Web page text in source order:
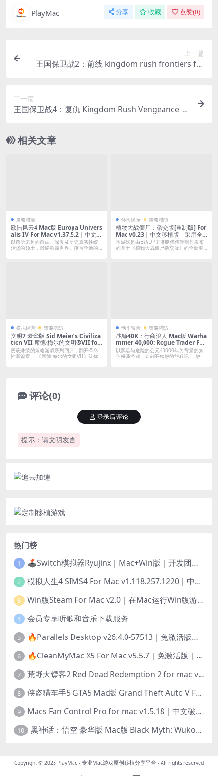
PlayMac 分享 收藏 点赞(0)
上一篇
王国保卫战2：前线 kingdom rush frontiers for
下一篇
王国保卫战4：复仇 Kingdom Rush Vengeance T
王战役DLC
相关文章
策略塔防
欧陆风云4 Mac版 Europa Univers
alis IV For Mac v1.37.5.2｜中文原
生版｜全73DLC
以前所未见的自由、深度及历史真实性统
治您的领土，最终称霸世界。撰写全新的
休闲娱乐 策略塔防
植物大战僵尸：杂交版[重制版] For
Mac v0.23｜中文移植版｜采用全
新游戏引擎重制，为玩家带来 更加
精致的游戏体验
本游戏是由B站UP主潜艇伟伟迷制作发布
的基于《植物大战僵尸杂交版》的全新重
模拟经营 策略塔防
文明7 豪华版 Sid Meier’s Civiliza
tion VII 席德·梅尔的文明®VII for
mac v1.2.2｜中文破解版｜全DLC
（仅支持M芯片）
屡获殊荣的策略游戏系列回归，翻开革命
性新篇章。 《席德·梅尔的文明VII》让你
动作冒险 策略塔防
战锤40K：行商浪人 Mac版 Warha
mmer 40,000: Rogue Trader For
Mac v1.5.0.106｜中文原生版｜最
佳CRPG题材游戏｜含全DLC
以黑暗与危险的公元40000年为背景的角
色扮演游戏，立刻开始您的旅程吧。 您将
评论(0)
提示：请文明发言
登录后评论
热门榜
1 🕹️Switch模拟器Ryujinx｜Mac+Win版｜开发团队已解散此乃最后的绝唱版本
2 模拟人生4 SIMS4 For Mac v1.118.257.1220｜中文原生版｜无限金币｜全100DLC
3 Win版Steam For Mac v2.0｜在Mac运行Win版游戏！｜升级GPTK4.0支持！
4 会员专享听歌和音乐下载服务
5 🔥Parallels Desktop v26.4.0-57513｜免激活版｜在Mac上安装Windows/Linux等系统[赠Windows激活]
6 🔥CleanMyMac X5 For Mac v5.5.7｜免激活版｜macOS系统优化/清理神器
7 荒野大镖客2 Red Dead Redemption 2 for mac v1436.28｜中文移植版｜最好玩的开放世界游戏
8 侠盗猎车手5 GTA5 Mac版 Grand Theft Auto V For Mac｜中文破解版
9 Macs Fan Control Pro for mac v1.5.18｜中文破解版｜风扇监控与控制工具
10 黑神话：悟空 豪华版 Mac版 Black Myth: Wukong For Mac v1.0.21.23831｜国语中文移植版｜仅限终身VIP交流学习｜含Mac+Win版
Copyright © 2025 PlayMac - 专业Mac游戏原创移植分享平台 - All rights reserved